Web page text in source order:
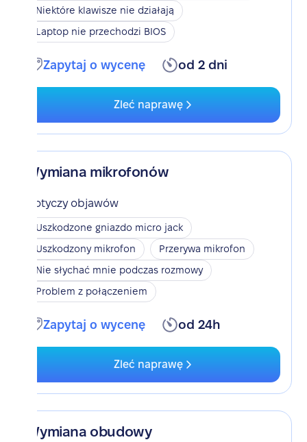
Niektóre klawisze nie działają
Laptop nie przechodzi BIOS
Zapytaj o wycenę od 2 dni
Zleć naprawę
Wymiana mikrofonów
Dotyczy objawów
Uszkodzone gniazdo micro jack
Uszkodzony mikrofon
Przerywa mikrofon
Nie słychać mnie podczas rozmowy
Problem z połączeniem
Zapytaj o wycenę od 24h
Zleć naprawę
Wymiana obudowy